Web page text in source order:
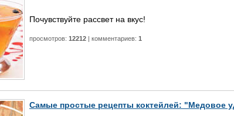
Почувствуйте рассвет на вкус!
просмотров: 12212 | комментариев: 1
Самые простые рецепты коктейлей: "Медовое